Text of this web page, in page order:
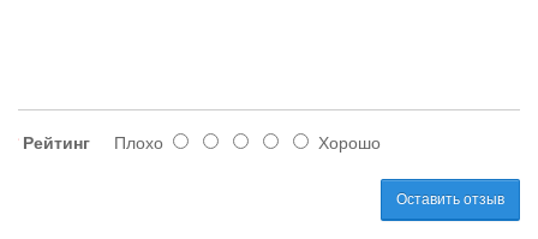
Рейтинг Плохо Хорошо
Оставить отзыв